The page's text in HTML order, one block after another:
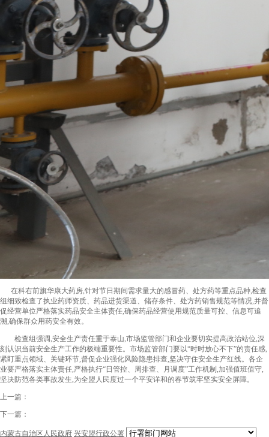
在科右前旗华康大药房,针对节日期间需求量大的感冒药、处方药等重点品种,检查
组细致检查了执业药师资质、药品进货渠道、储存条件、处方药销售规范等情况,并督
促经营单位严格落实药品安全主体责任,确保药品经营使用规范质量可控、信息可追
溯,确保群众用药安全有效。
检查组强调,安全生产责任重于泰山,市场监管部门和企业要切实提高政治站位,深
刻认识当前安全生产工作的极端重要性。市场监管部门要以“时时放心不下”的责任感,
紧盯重点领域、关键环节,督促企业强化风险隐患排查,坚决守住安全生产红线。各企
业要严格落实主体责任,严格执行“日管控、周排查、月调度”工作机制,加强值班值守,
坚决防范各类事故发生,为全盟人民度过一个平安详和的春节筑牢坚实安全屏障。
上一篇：
下一篇：
内蒙古自治区人民政府 兴安盟行政公署